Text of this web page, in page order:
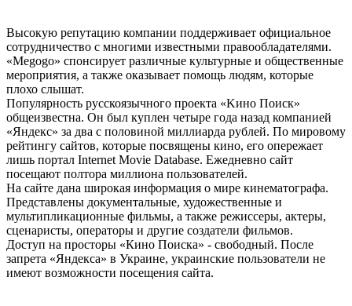
Высокую репутацию компании поддерживает официальное
сотрудничество с многими известными правообладателями.
«Меgоgо» спонсирует различные культурные и общественные
мероприятия, а также оказывает помощь людям, которые
плохо слышат.
Популярность русскоязычного проекта «Kинo Пoиcк»
общеизвестна. Он был куплен четыре года назад компанией
«Яндекс» за два с половиной миллиарда рублей. По мировому
рейтингу сайтов, которые посвящены кино, его опережает
лишь портал Internet Movie Database. Ежедневно сайт
посещают полтора миллиона пользователей.
На сайте дана широкая информация о мире кинематографа.
Представлены документальные, художественные и
мультипликационные фильмы, а также режиссеры, актеры,
сценаристы, операторы и другие создатели фильмов.
Доступ на просторы «Кино Поиска» - свободный. После
запрета «Яндекса» в Украине, украинские пользователи не
имеют возможности посещения сайта.